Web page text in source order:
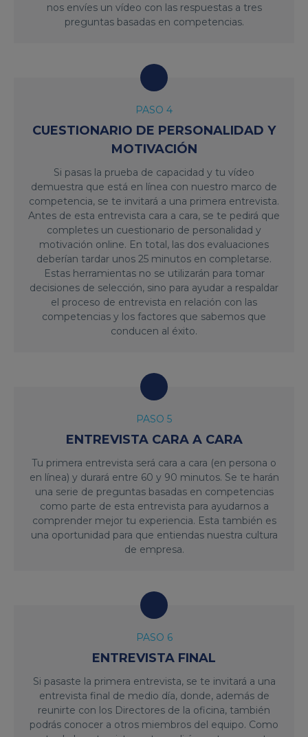
nos envíes un vídeo con las respuestas a tres
preguntas basadas en competencias.
PASO 4
CUESTIONARIO DE PERSONALIDAD Y
MOTIVACIÓN
Si pasas la prueba de capacidad y tu vídeo
demuestra que está en línea con nuestro marco de
competencia, se te invitará a una primera entrevista.
Antes de esta entrevista cara a cara, se te pedirá que
completes un cuestionario de personalidad y
motivación online. En total, las dos evaluaciones
deberían tardar unos 25 minutos en completarse.
Estas herramientas no se utilizarán para tomar
decisiones de selección, sino para ayudar a respaldar
el proceso de entrevista en relación con las
competencias y los factores que sabemos que
conducen al éxito.
PASO 5
ENTREVISTA CARA A CARA
Tu primera entrevista será cara a cara (en persona o
en línea) y durará entre 60 y 90 minutos. Se te harán
una serie de preguntas basadas en competencias
como parte de esta entrevista para ayudarnos a
comprender mejor tu experiencia. Esta también es
una oportunidad para que entiendas nuestra cultura
de empresa.
PASO 6
ENTREVISTA FINAL
Si pasaste la primera entrevista, se te invitará a una
entrevista final de medio día, donde, además de
reunirte con los Directores de la oficina, también
podrás conocer a otros miembros del equipo. Como